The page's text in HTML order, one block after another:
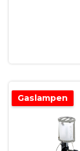
Gaslampen